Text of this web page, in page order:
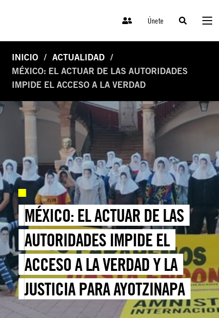
Únete
INICIO
ACTUALIDAD
MÉXICO: EL ACTUAR DE LAS AUTORIDADES
IMPIDE EL ACCESO A LA VERDAD
MÉXICO: EL ACTUAR DE LAS
AUTORIDADES IMPIDE EL
ACCESO A LA VERDAD Y LA
JUSTICIA PARA AYOTZINAPA